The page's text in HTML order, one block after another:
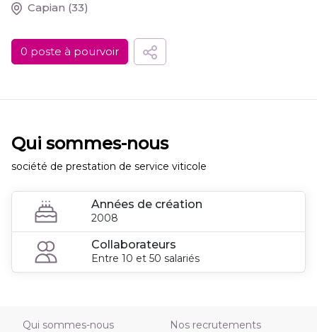
Capian (33)
0 poste à pourvoir
Qui sommes-nous
société de prestation de service viticole
Années de création
2008
Collaborateurs
Entre 10 et 50 salariés
Qui sommes-nous
Nos recrutements